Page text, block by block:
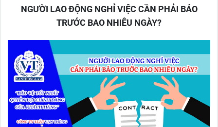
NGƯỜI LAO ĐỘNG NGHỈ VIỆC CẦN PHẢI BÁO
TRƯỚC BAO NHIÊU NGÀY?